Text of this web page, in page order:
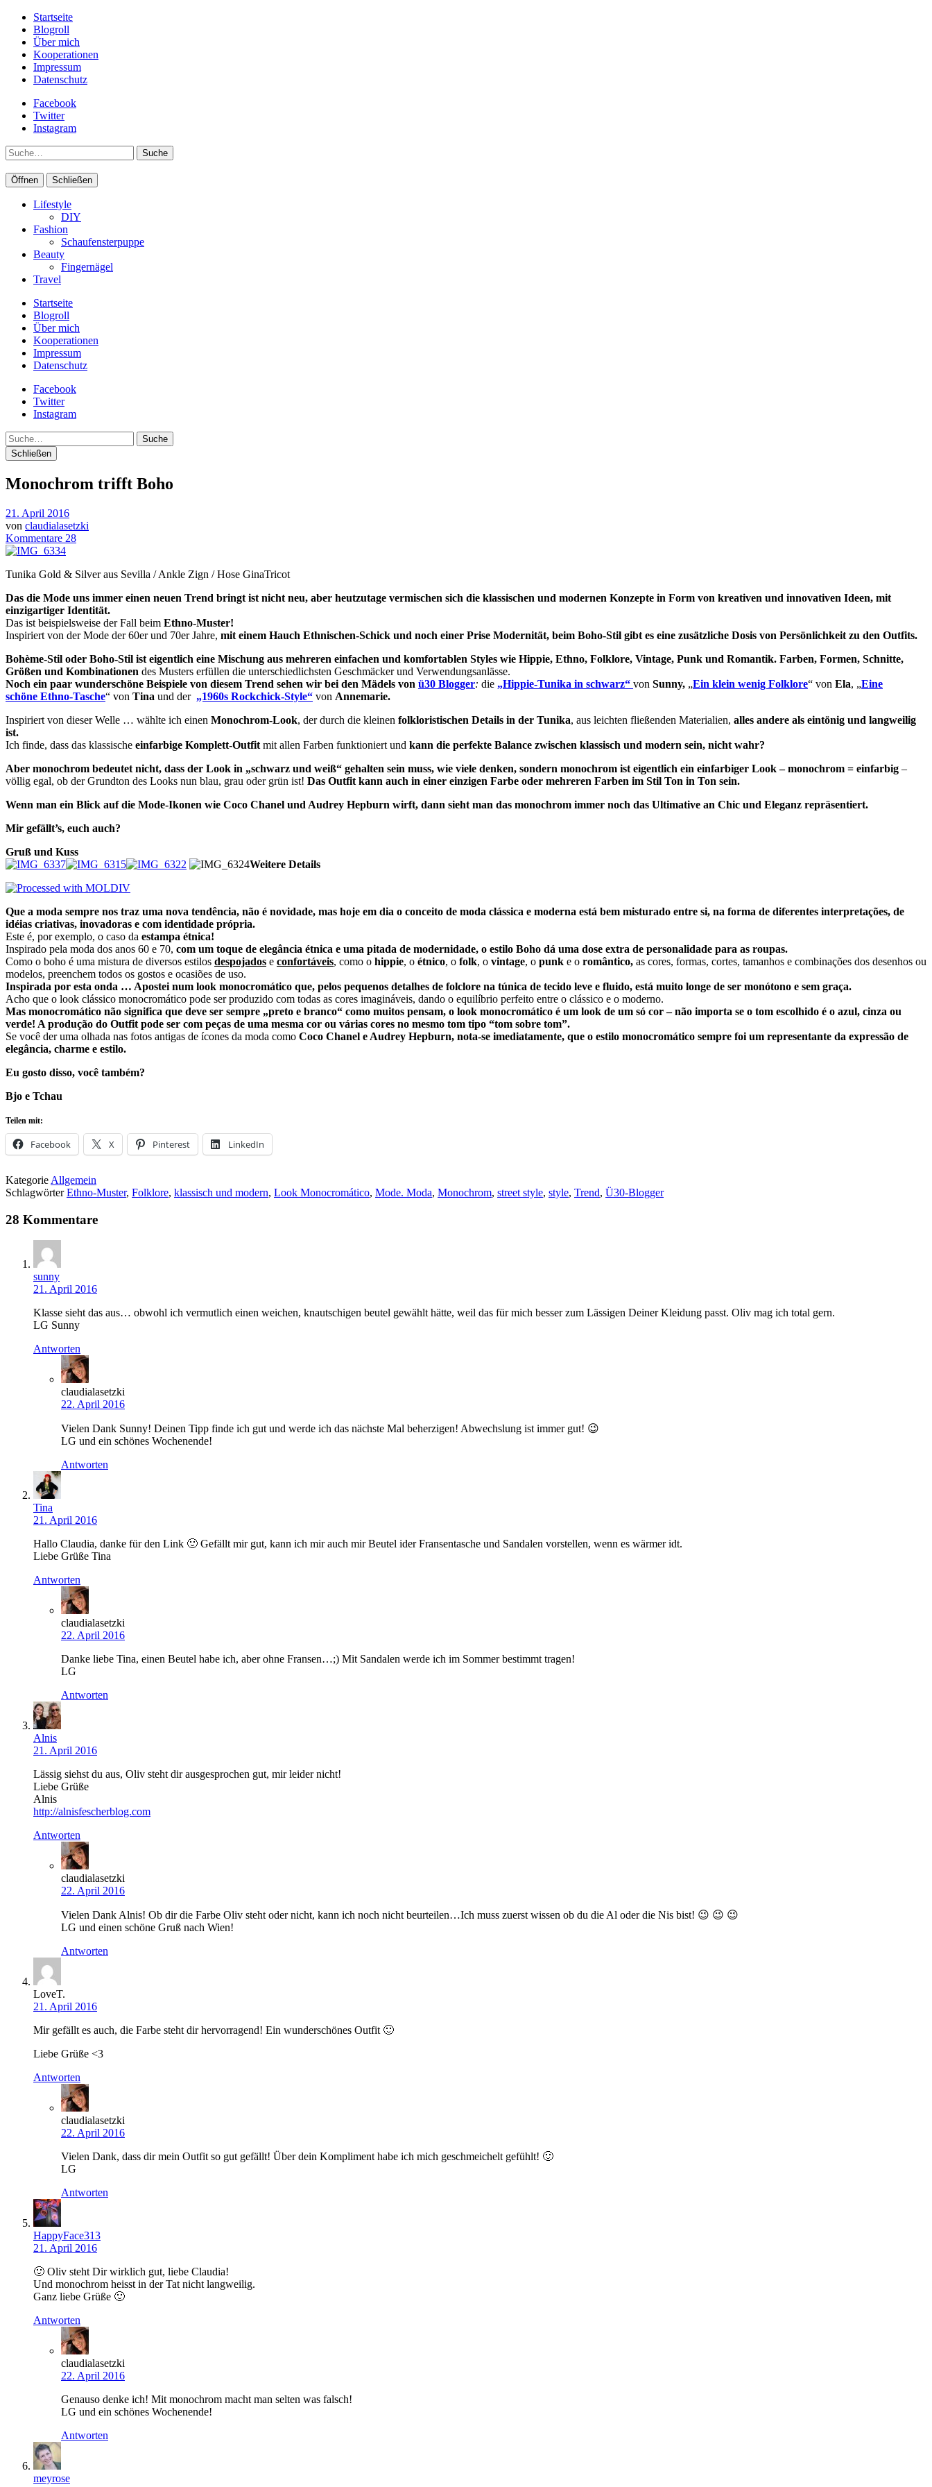
Startseite
Blogroll
Über mich
Kooperationen
Impressum
Datenschutz
Facebook
Twitter
Instagram
Suche
Öffnen Schließen
Lifestyle
DIY
Fashion
Schaufensterpuppe
Beauty
Fingernägel
Travel
Startseite
Blogroll
Über mich
Kooperationen
Impressum
Datenschutz
Facebook
Twitter
Instagram
Suche
Schließen
Monochrom trifft Boho
21. April 2016
von claudialasetzki
Kommentare 28
Tunika Gold & Silver aus Sevilla / Ankle Zign / Hose GinaTricot
Das die Mode uns immer einen neuen Trend bringt ist nicht neu, aber heutzutage vermischen sich die klassischen und modernen Konzepte in Form von kreativen und innovativen Ideen, mit
einzigartiger Identität.
Das ist beispielsweise der Fall beim Ethno-Muster!
Inspiriert von der Mode der 60er und 70er Jahre, mit einem Hauch Ethnischen-Schick und noch einer Prise Modernität, beim Boho-Stil gibt es eine zusätzliche Dosis von Persönlichkeit zu den Outfits.
Bohème-Stil oder Boho-Stil ist eigentlich eine Mischung aus mehreren einfachen und komfortablen Styles wie Hippie, Ethno, Folklore, Vintage, Punk und Romantik. Farben, Formen, Schnitte,
Größen und Kombinationen des Musters erfüllen die unterschiedlichsten Geschmäcker und Verwendungsanlässe.
Noch ein paar wunderschöne Beispiele von diesem Trend sehen wir bei den Mädels von ü30 Blogger: die „Hippie-Tunika in schwarz“ von Sunny, „Ein klein wenig Folklore“ von Ela, „Eine
schöne Ethno-Tasche“ von Tina und der „1960s Rockchick-Style“ von Annemarie.
Inspiriert von dieser Welle … wählte ich einen Monochrom-Look, der durch die kleinen folkloristischen Details in der Tunika, aus leichten fließenden Materialien, alles andere als eintönig und langweilig
ist.
Ich finde, dass das klassische einfarbige Komplett-Outfit mit allen Farben funktioniert und kann die perfekte Balance zwischen klassisch und modern sein, nicht wahr?
Aber monochrom bedeutet nicht, dass der Look in „schwarz und weiß“ gehalten sein muss, wie viele denken, sondern monochrom ist eigentlich ein einfarbiger Look – monochrom = einfarbig –
völlig egal, ob der Grundton des Looks nun blau, grau oder grün ist! Das Outfit kann auch in einer einzigen Farbe oder mehreren Farben im Stil Ton in Ton sein.
Wenn man ein Blick auf die Mode-Ikonen wie Coco Chanel und Audrey Hepburn wirft, dann sieht man das monochrom immer noch das Ultimative an Chic und Eleganz repräsentiert.
Mir gefällt’s, euch auch?
Gruß und Kuss
Weitere Details
Que a moda sempre nos traz uma nova tendência, não é novidade, mas hoje em dia o conceito de moda clássica e moderna está bem misturado entre si, na forma de diferentes interpretações, de
idéias criativas, inovadoras e com identidade própria.
Este é, por exemplo, o caso da estampa étnica!
Inspirado pela moda dos anos 60 e 70, com um toque de elegância étnica e uma pitada de modernidade, o estilo Boho dá uma dose extra de personalidade para as roupas.
Como o boho é uma mistura de diversos estilos despojados e confortáveis, como o hippie, o étnico, o folk, o vintage, o punk e o romântico, as cores, formas, cortes, tamanhos e combinações dos desenhos ou
modelos, preenchem todos os gostos e ocasiões de uso.
Inspirada por esta onda … Apostei num look monocromático que, pelos pequenos detalhes de folclore na túnica de tecido leve e fluido, está muito longe de ser monótono e sem graça.
Acho que o look clássico monocromático pode ser produzido com todas as cores imagináveis, dando o equilíbrio perfeito entre o clássico e o moderno.
Mas monocromático não significa que deve ser sempre „preto e branco“ como muitos pensam, o look monocromático é um look de um só cor – não importa se o tom escolhido é o azul, cinza ou
verde! A produção do Outfit pode ser com peças de uma mesma cor ou várias cores no mesmo tom tipo “tom sobre tom”.
Se você der uma olhada nas fotos antigas de ícones da moda como Coco Chanel e Audrey Hepburn, nota-se imediatamente, que o estilo monocromático sempre foi um representante da expressão de
elegância, charme e estilo.
Eu gosto disso, você também?
Bjo e Tchau
Teilen mit:
Facebook X Pinterest LinkedIn
Kategorie Allgemein
SchlagwörterEthno-Muster, Folklore, klassisch und modern, Look Monocromático, Mode. Moda, Monochrom, street style, style, Trend, Ü30-Blogger
28 Kommentare
sunny
21. April 2016
Klasse sieht das aus… obwohl ich vermutlich einen weichen, knautschigen beutel gewählt hätte, weil das für mich besser zum Lässigen Deiner Kleidung passt. Oliv mag ich total gern.
LG Sunny
Antworten
claudialasetzki
22. April 2016
Vielen Dank Sunny! Deinen Tipp finde ich gut und werde ich das nächste Mal beherzigen! Abwechslung ist immer gut! 😉
LG und ein schönes Wochenende!
Antworten
Tina
21. April 2016
Hallo Claudia, danke für den Link 🙂 Gefällt mir gut, kann ich mir auch mir Beutel ider Fransentasche und Sandalen vorstellen, wenn es wärmer idt.
Liebe Grüße Tina
Antworten
claudialasetzki
22. April 2016
Danke liebe Tina, einen Beutel habe ich, aber ohne Fransen…;) Mit Sandalen werde ich im Sommer bestimmt tragen!
LG
Antworten
Alnis
21. April 2016
Lässig siehst du aus, Oliv steht dir ausgesprochen gut, mir leider nicht!
Liebe Grüße
Alnis
http://alnisfescherblog.com
Antworten
claudialasetzki
22. April 2016
Vielen Dank Alnis! Ob dir die Farbe Oliv steht oder nicht, kann ich noch nicht beurteilen…Ich muss zuerst wissen ob du die Al oder die Nis bist! 😉 😉 😉
LG und einen schöne Gruß nach Wien!
Antworten
LoveT.
21. April 2016
Mir gefällt es auch, die Farbe steht dir hervorragend! Ein wunderschönes Outfit 🙂
Liebe Grüße <3
Antworten
claudialasetzki
22. April 2016
Vielen Dank, dass dir mein Outfit so gut gefällt! Über dein Kompliment habe ich mich geschmeichelt gefühlt! 🙂
LG
Antworten
HappyFace313
21. April 2016
🙂 Oliv steht Dir wirklich gut, liebe Claudia!
Und monochrom heisst in der Tat nicht langweilig.
Ganz liebe Grüße 🙂
Antworten
claudialasetzki
22. April 2016
Genauso denke ich! Mit monochrom macht man selten was falsch!
LG und ein schönes Wochenende!
Antworten
meyrose